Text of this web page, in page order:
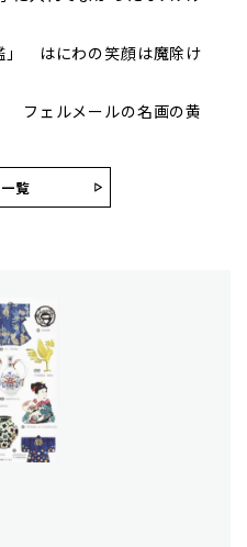
」 はにわの笑顔は魔除け
フェルメールの名画の黄
覧